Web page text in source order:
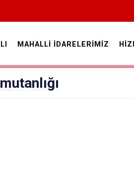
MAHALLİ İDARELERİMİZ